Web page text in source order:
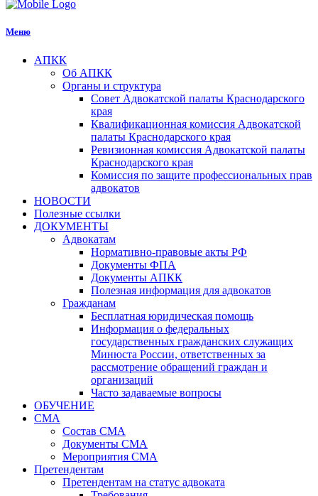
Меню
АПКК
Об АПКК
Органы и структура
Совет Адвокатской палаты Краснодарского
края
Квалификационная комиссия Адвокатской
палаты Краснодарского края
Ревизионная комиссия Адвокатской палаты
Краснодарского края
Комиссия по защите профессиональных прав
адвокатов
НОВОСТИ
Полезные ссылки
ДОКУМЕНТЫ
Адвокатам
Нормативно-правовые акты РФ
Документы ФПА
Документы АПКК
Полезная информация для адвокатов
Гражданам
Бесплатная юридическая помощь
Информация о федеральных
государственных гражданских служащих
Минюста России, ответственных за
рассмотрение обращений граждан и
организаций
Часто задаваемые вопросы
ОБУЧЕНИЕ
СМА
Состав СМА
Документы СМА
Мероприятия СМА
Претендентам
Претендентам на статус адвоката